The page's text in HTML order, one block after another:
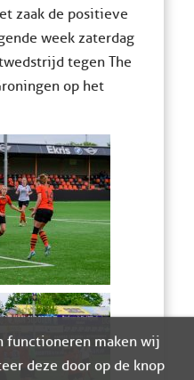
zaak de positieve
week zaterdag
tegen The
op het
functioneren maken wij
deze door op de knop